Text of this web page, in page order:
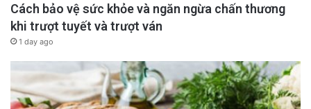
Cách bảo vệ sức khỏe và ngăn ngừa chấn thương
khi trượt tuyết và trượt ván
1 day ago